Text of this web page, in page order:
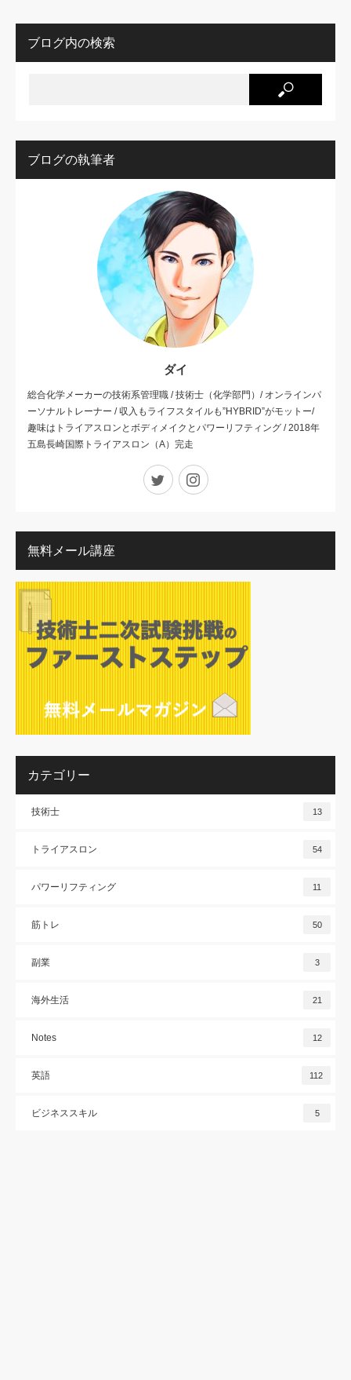
ブログ内の検索
ブログの執筆者
ダイ
総合化学メーカーの技術系管理職 / 技術士（化学部門）/ オンラインパ
ーソナルトレーナー / 収入もライフスタイルも”HYBRID”がモットー/
趣味はトライアスロンとボディメイクとパワーリフティング / 2018年
五島長崎国際トライアスロン（A）完走
Twitter Instagram
無料メール講座
カテゴリー
技術士 13
トライアスロン 54
パワーリフティング 11
筋トレ 50
副業 3
海外生活 21
Notes 12
英語 112
ビジネススキル 5